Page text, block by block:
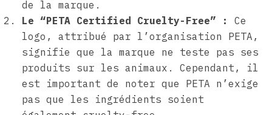
de la marque.
Le “PETA Certified Cruelty-Free” :
Ce
logo, attribué par l’organisation PETA,
signifie que la marque ne teste pas ses
produits sur les animaux. Cependant, il
est important de noter que PETA n’exige
pas que les ingrédients soient